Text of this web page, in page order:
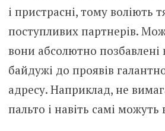
і пристрасні, тому воліють
поступливих партнерів.
вони абсолютно позбавлені
байдужі до проявів
адресу. Наприклад, не
пальто і навіть самі можуть